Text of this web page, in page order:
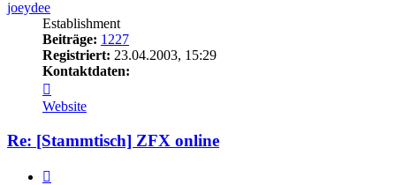
joeydee
Establishment
Beiträge: 1227
Registriert: 23.04.2003, 15:29
Kontaktdaten:
von
joeydee
Website
Re: [Stammtisch] ZFX online